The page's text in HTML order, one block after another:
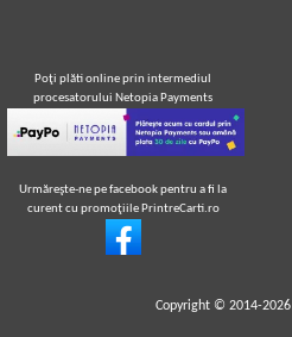
Poţi plăti online prin intermediul
procesatorului Netopia Payments
Urmăreşte-ne pe facebook pentru a fi la
curent cu promoţiile PrintreCarti.ro
Copyright © 2014-2026